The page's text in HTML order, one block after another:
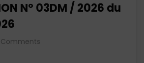
N° 03DM / 2026 du
Comments